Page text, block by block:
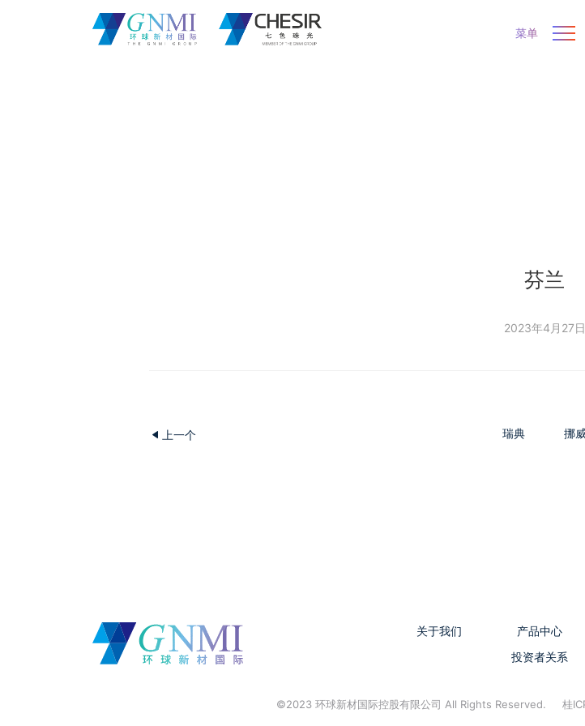
菜单
芬兰
2023年4月27日
上一个 瑞典 挪
关于我们 产品中心
投资者关系
©2023 环球新材国际控股有限公司 All Rights Reserved. 桂